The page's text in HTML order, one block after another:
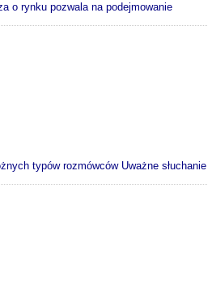
o rynku pozwala na podejmowanie
typów rozmówców Uważne słuchanie